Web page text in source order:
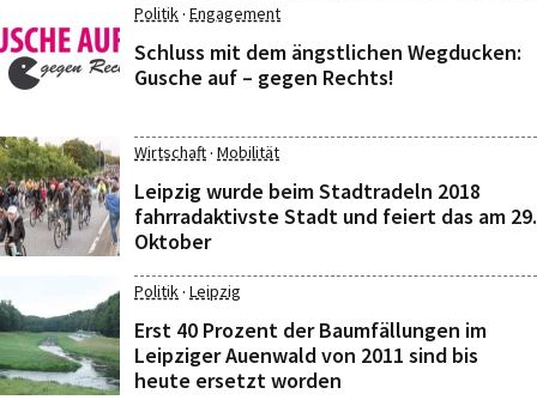
Politik· Engagement
Schluss mit dem ängstlichen Wegducken:
Gusche auf – gegen Rechts!
Wirtschaft· Mobilität
Leipzig wurde beim Stadtradeln 2018
fahrradaktivste Stadt und feiert das am 29.
Oktober
Politik· Leipzig
Erst 40 Prozent der Baumfällungen im
Leipziger Auenwald von 2011 sind bis
heute ersetzt worden